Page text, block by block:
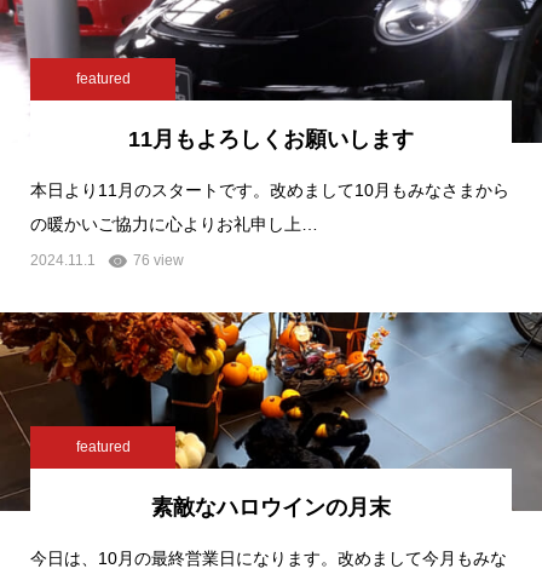
featured
11月もよろしくお願いします
本日より11月のスタートです。改めまして10月もみなさまから
の暖かいご協力に心よりお礼申し上…
2024.11.1 76 view
featured
素敵なハロウインの月末
今日は、10月の最終営業日になります。改めまして今月もみな